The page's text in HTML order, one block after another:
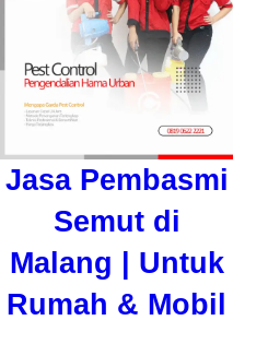
Jasa Pembasmi
Semut di
Malang | Untuk
Rumah & Mobil